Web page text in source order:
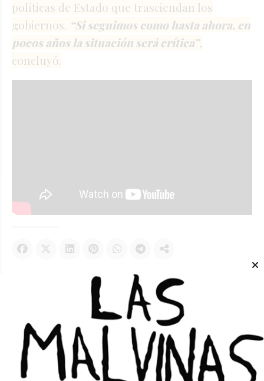
políticas de Estado que trasciendan los
gobiernos. “Si seguimos como hasta ahora, en
pocos años la situación será crítica”,
concluyó.
Te puede interesar